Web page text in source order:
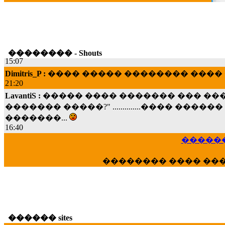
�������� - Shouts
15:07
Dimitris_P :
21:20
LavantiS :
������� �����?" ..............����
�������...
16:40
veronica :
������� ��������� ���� ������
] ���� ���;
14:45
�������� ����
������ sites